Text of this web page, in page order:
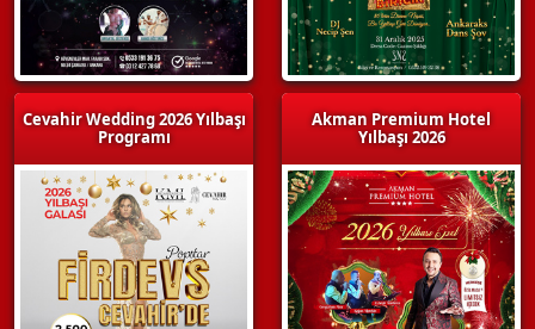
Cevahir Wedding 2026 Yılbaşı
Programı
Akman Premium Hotel
Yılbaşı 2026